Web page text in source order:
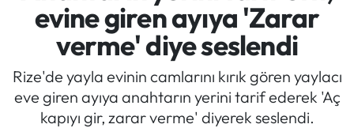
evine giren ayıya 'Zarar
verme' diye seslendi
Rize'de yayla evinin camlarını kırık gören yaylacı
eve giren ayıya anahtarın yerini tarif ederek 'Aç
kapıyı gir, zarar verme' diyerek seslendi.
Kültür/Sanat
Politika
Politik Kulis
Süper Lig Puan Durumu ve Fikstür
Tüm Manşetler
Son Dakika Haberleri